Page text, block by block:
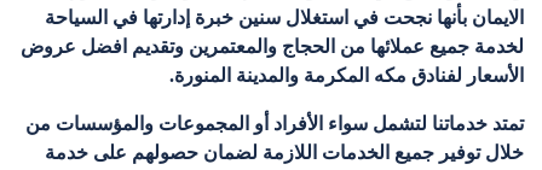
الايمان بأنها نجحت في استغلال سنين خبرة إدارتها في السياحة
لخدمة جميع عملائها من الحجاج والمعتمرين وتقديم افضل عروض
الأسعار لفنادق مكه المكرمة والمدينة المنورة.
تمتد خدماتنا لتشمل سواء الأفراد أو المجموعات والمؤسسات من
خلال توفير جميع الخدمات اللازمة لضمان حصولهم على خدمة